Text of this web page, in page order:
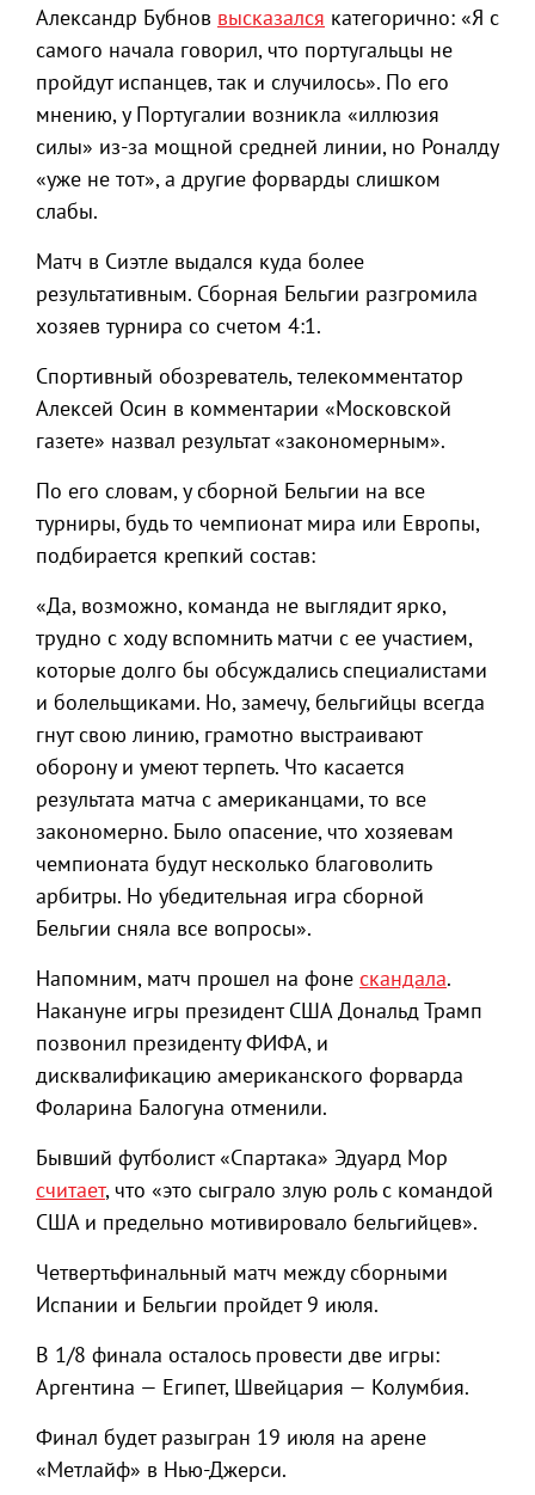
Александр Бубнов высказался категорично: «Я с
самого начала говорил, что португальцы не
пройдут испанцев, так и случилось». По его
мнению, у Португалии возникла «иллюзия
силы» из-за мощной средней линии, но Роналду
«уже не тот», а другие форварды слишком
слабы.
Матч в Сиэтле выдался куда более
результативным. Сборная Бельгии разгромила
хозяев турнира со счетом 4:1.
Спортивный обозреватель, телекомментатор
Алексей Осин в комментарии «Московской
газете» назвал результат «закономерным».
По его словам, у сборной Бельгии на все
турниры, будь то чемпионат мира или Европы,
подбирается крепкий состав:
«Да, возможно, команда не выглядит ярко,
трудно с ходу вспомнить матчи с ее участием,
которые долго бы обсуждались специалистами
и болельщиками. Но, замечу, бельгийцы всегда
гнут свою линию, грамотно выстраивают
оборону и умеют терпеть. Что касается
результата матча с американцами, то все
закономерно. Было опасение, что хозяевам
чемпионата будут несколько благоволить
арбитры. Но убедительная игра сборной
Бельгии сняла все вопросы».
Напомним, матч прошел на фоне скандала.
Накануне игры президент США Дональд Трамп
позвонил президенту ФИФА, и
дисквалификацию американского форварда
Фоларина Балогуна отменили.
Бывший футболист «Спартака» Эдуард Мор
считает, что «это сыграло злую роль с командой
США и предельно мотивировало бельгийцев».
Четвертьфинальный матч между сборными
Испании и Бельгии пройдет 9 июля.
В 1/8 финала осталось провести две игры:
Аргентина — Египет, Швейцария — Колумбия.
Финал будет разыгран 19 июля на арене
«Метлайф» в Нью-Джерси.